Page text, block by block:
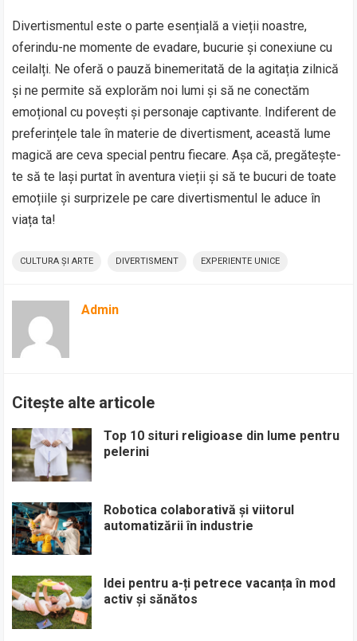
Divertismentul este o parte esențială a vieții noastre,
oferindu-ne momente de evadare, bucurie și conexiune cu
ceilalți. Ne oferă o pauză binemeritată de la agitația zilnică
și ne permite să explorăm noi lumi și să ne conectăm
emoțional cu povești și personaje captivante. Indiferent de
preferințele tale în materie de divertisment, această lume
magică are ceva special pentru fiecare. Așa că, pregătește-
te să te lași purtat în aventura vieții și să te bucuri de toate
emoțiile și surprizele pe care divertismentul le aduce în
viața ta!
CULTURA ȘI ARTE DIVERTISMENT EXPERIENTE UNICE
Admin
Citește alte articole
Top 10 situri religioase din lume pentru
pelerini
Robotica colaborativă și viitorul
automatizării în industrie
Idei pentru a-ți petrece vacanța în mod
activ și sănătos